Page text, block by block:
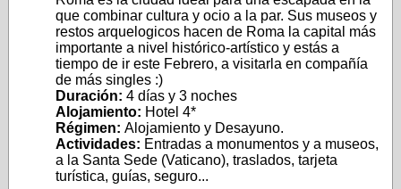
que combinar cultura y ocio a la par. Sus museos y
restos arquelogicos hacen de Roma la capital más
importante a nivel histórico-artístico y estás a
tiempo de ir este Febrero, a visitarla en compañía
de más singles :)
Duración: 4 días y 3 noches
Alojamiento: Hotel 4*
Régimen: Alojamiento y Desayuno.
Actividades: Entradas a monumentos y a museos,
a la Santa Sede (Vaticano), traslados, tarjeta
turística, guías, seguro...